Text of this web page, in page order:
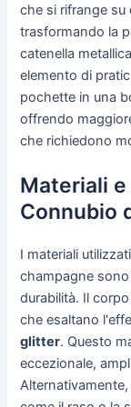
che si rifrange su
trasformando la
catenella
elemento di
pochette in una
offrendo
che richiedono
Materiali
Connubio
I materiali
champagne
durabilità. Il
che esaltano
glitter. Questo
eccezionale,